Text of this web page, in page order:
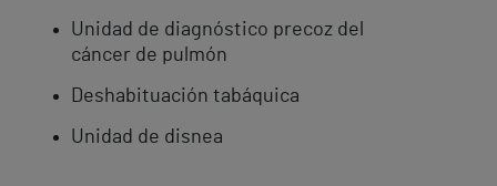
Unidad de diagnóstico precoz del
cáncer de pulmón
Deshabituación tabáquica
Unidad de disnea